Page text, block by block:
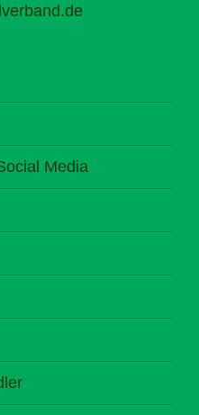
Media